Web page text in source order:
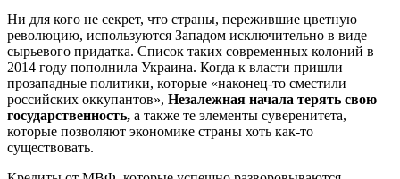
Ни для кого не секрет, что страны, пережившие цветную
революцию, используются Западом исключительно в виде
сырьевого придатка. Список таких современных колоний в
2014 году пополнила Украина. Когда к власти пришли
прозападные политики, которые «наконец-то сместили
российских оккупантов», Незалежная начала терять свою
государственность, а также те элементы суверенитета,
которые позволяют экономике страны хоть как-то
существовать.